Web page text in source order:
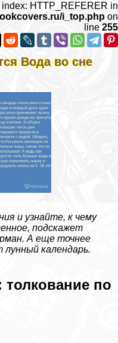
index: HTTP_REFERER in
i_top.php on
line 255
Вода во сне
и узнайте, к чему
подскажет
А еще точнее
календарь.
толкование по